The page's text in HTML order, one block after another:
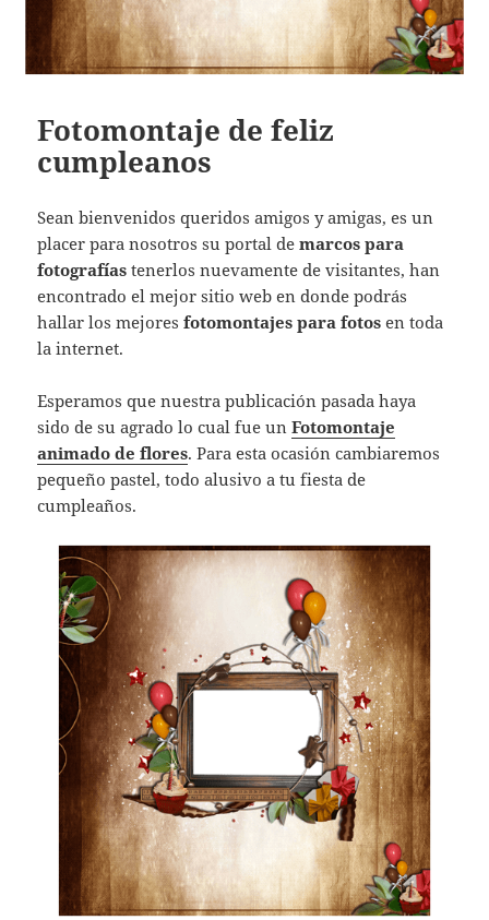
Fotomontaje de feliz
cumpleanos
Sean bienvenidos queridos amigos y amigas, es un
placer para nosotros su portal demarcos para
fotografíastenerlos nuevamente de visitantes, han
encontrado el mejor sitio web en donde podrás
hallar los mejoresfotomontajes para fotos en toda
la internet.
Esperamos que nuestra publicación pasada haya
sido de su agrado lo cual fue unFotomontaje
animado de flores. Para esta ocasión cambiaremos
pequeño pastel, todo alusivo a tu fiesta de
cumpleaños.